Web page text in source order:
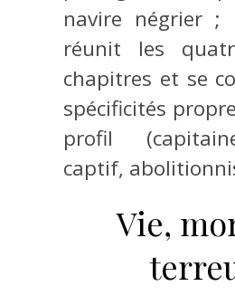
navire négrier ;
réunit les
chapitres et se
spécificités
profil
captif,
Vie,